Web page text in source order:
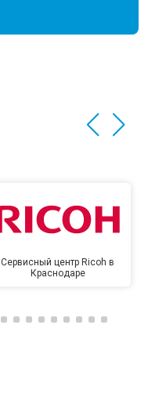
Сервисный центр Ricoh в
Краснодаре